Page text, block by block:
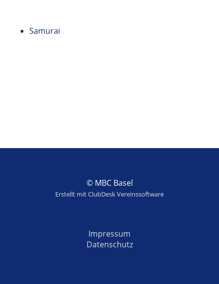
Samurai
© MBC Basel
Erstellt mit ClubDesk Vereinssoftware
Impressum
Datenschutz